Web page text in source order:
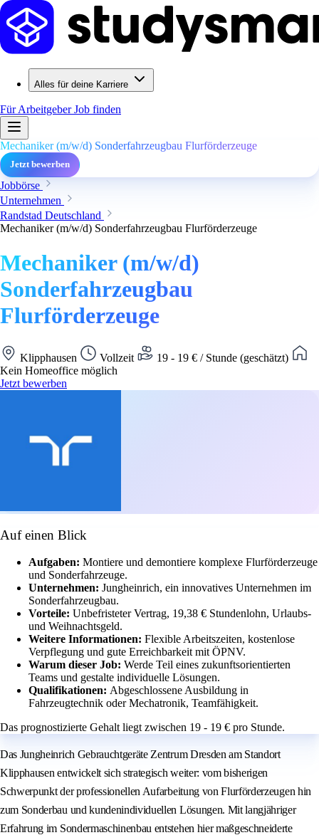
Alles für deine Karriere
Für ArbeitgeberJob finden
Mechaniker (m/w/d) Sonderfahrzeugbau Flurförderzeuge
Jetzt bewerben
Jobbörse
Unternehmen
Randstad Deutschland
Mechaniker (m/w/d) Sonderfahrzeugbau Flurförderzeuge
Mechaniker (m/w/d)
Sonderfahrzeugbau
Flurförderzeuge
Klipphausen Vollzeit
19 - 19 € / Stunde (geschätzt)
Kein Homeoffice möglich
Jetzt bewerben
Auf einen Blick
Aufgaben: Montiere und demontiere komplexe Flurförderzeuge
und Sonderfahrzeuge.
Unternehmen: Jungheinrich, ein innovatives Unternehmen im
Sonderfahrzeugbau.
Vorteile: Unbefristeter Vertrag, 19,38 € Stundenlohn, Urlaubs-
und Weihnachtsgeld.
Weitere Informationen: Flexible Arbeitszeiten, kostenlose
Verpflegung und gute Erreichbarkeit mit ÖPNV.
Warum dieser Job: Werde Teil eines zukunftsorientierten
Teams und gestalte individuelle Lösungen.
Qualifikationen: Abgeschlossene Ausbildung in
Fahrzeugtechnik oder Mechatronik, Teamfähigkeit.
Das prognostizierte Gehalt liegt zwischen 19 - 19 € pro Stunde.
Das Jungheinrich Gebrauchtgeräte Zentrum Dresden am Standort
Klipphausen entwickelt sich strategisch weiter: vom bisherigen
Schwerpunkt der professionellen Aufarbeitung von Flurförderzeugen hin
zum Sonderbau und kundenindividuellen Lösungen. Mit langjähriger
Erfahrung im Sondermaschinenbau entstehen hier maßgeschneiderte